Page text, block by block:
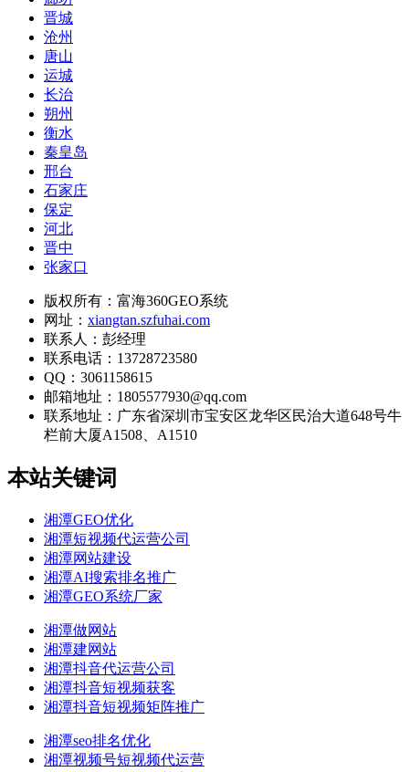
晋城
沧州
唐山
运城
长治
朔州
衡水
秦皇岛
邢台
石家庄
保定
河北
晋中
张家口
版权所有：富海360GEO系统
网址： xiangtan.szfuhai.com
联系人：彭经理
联系电话：13728723580
QQ：3061158615
邮箱地址：1805577930@qq.com
联系地址： 广东省深圳市宝安区龙华区民治大道648号牛
栏前大厦A1508、A1510
本站关键词
湘潭GEO优化
湘潭短视频代运营公司
湘潭网站建设
湘潭AI搜索排名推广
湘潭GEO系统厂家
湘潭做网站
湘潭建网站
湘潭抖音代运营公司
湘潭抖音短视频获客
湘潭抖音短视频矩阵推广
湘潭seo排名优化
湘潭视频号短视频代运营